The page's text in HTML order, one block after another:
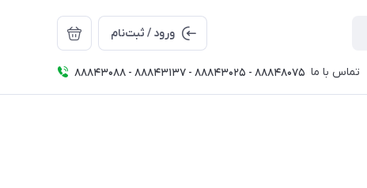
ورود / ثبت‌نام
تماس با ما 88843088 - 88843137 - 88843025 - 88848075